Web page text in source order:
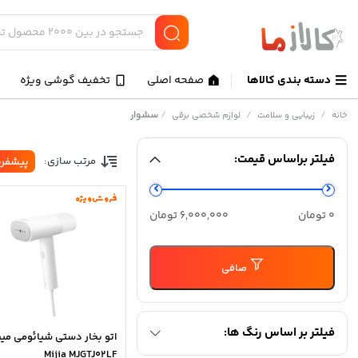
دسته بندی کالاها صفحه اصلی تخفیف گوشی ویژه
خانه / زیبایی و سلامت / لوازم شخصی برقی /سشوار
فیلتر براساس قیمت:
حداقل
قیمت
حداكثر
قيمت
صافی
0 تومان 6,000,000 تومان
فیلتر بر اساس رنگ ها:
مرتب سازی:
فروش ویژه
اتو بخار دستی شیائومی
Mijia MJGTJ02LF